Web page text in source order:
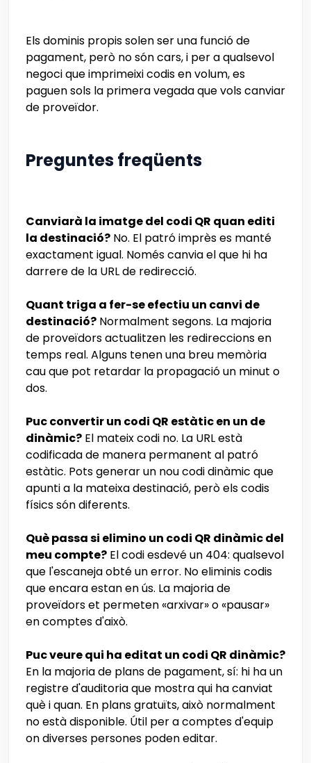
Els dominis propis solen ser una funció de
pagament, però no són cars, i per a qualsevol
negoci que imprimeixi codis en volum, es
paguen sols la primera vegada que vols canviar
de proveïdor.
Preguntes freqüents
Canviarà la imatge del codi QR quan editi
la destinació? No. El patró imprès es manté
exactament igual. Només canvia el que hi ha
darrere de la URL de redirecció.
Quant triga a fer-se efectiu un canvi de
destinació? Normalment segons. La majoria
de proveïdors actualitzen les redireccions en
temps real. Alguns tenen una breu memòria
cau que pot retardar la propagació un minut o
dos.
Puc convertir un codi QR estàtic en un de
dinàmic? El mateix codi no. La URL està
codificada de manera permanent al patró
estàtic. Pots generar un nou codi dinàmic que
apunti a la mateixa destinació, però els codis
físics són diferents.
Què passa si elimino un codi QR dinàmic del
meu compte? El codi esdevé un 404: qualsevol
que l'escaneja obté un error. No eliminis codis
que encara estan en ús. La majoria de
proveïdors et permeten «arxivar» o «pausar»
en comptes d'això.
Puc veure qui ha editat un codi QR dinàmic?
En la majoria de plans de pagament, sí: hi ha un
registre d'auditoria que mostra qui ha canviat
què i quan. En plans gratuïts, això normalment
no està disponible. Útil per a comptes d'equip
on diverses persones poden editar.